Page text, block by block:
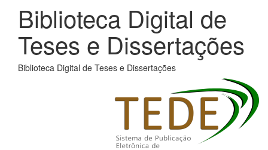
Biblioteca Digital de
Teses e Dissertações
Biblioteca Digital de Teses e Dissertações